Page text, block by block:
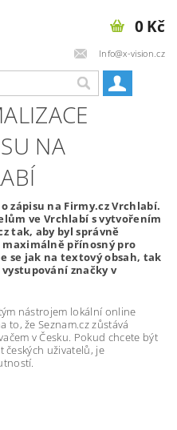
Info@x-vision.cz
0 Kč
NA
zápisu na Firmy.cz Vrchlabí.
ve Vrchlabí s vytvořením
tak, aby byl správně
přínosný pro
se jak na textový obsah, tak
značky v
nástrojem lokální online
to, že Seznam.cz zůstává
v Česku. Pokud chcete být
českých uživatelů, je